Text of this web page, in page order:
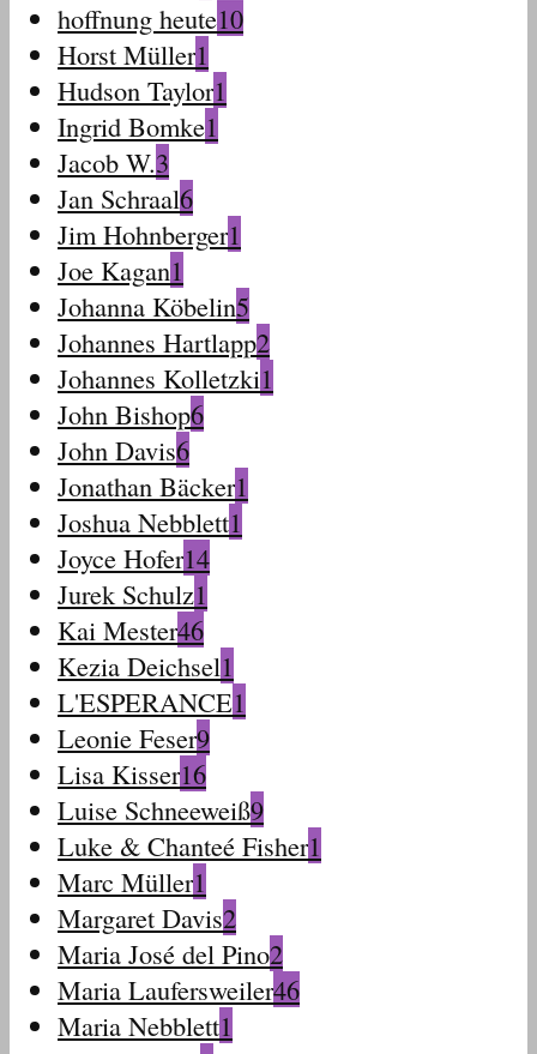
hoffnung heute10
Horst Müller1
Hudson Taylor1
Ingrid Bomke1
Jacob W.3
Jan Schraal6
Jim Hohnberger1
Joe Kagan1
Johanna Köbelin5
Johannes Hartlapp2
Johannes Kolletzki1
John Bishop6
John Davis6
Jonathan Bäcker1
Joshua Nebblett1
Joyce Hofer14
Jurek Schulz1
Kai Mester46
Kezia Deichsel1
L'ESPERANCE1
Leonie Feser9
Lisa Kisser16
Luise Schneeweiß9
Luke & Chanteé Fisher1
Marc Müller1
Margaret Davis2
Maria José del Pino2
Maria Laufersweiler46
Maria Nebblett1